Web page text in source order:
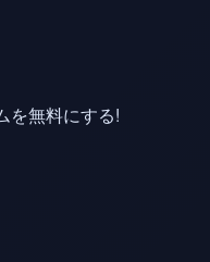
を無料にする!